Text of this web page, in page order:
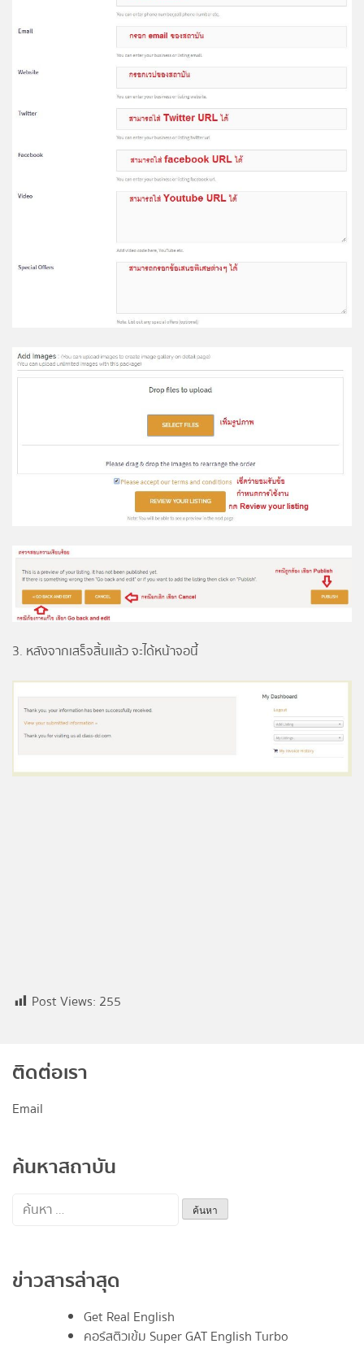
3. หลังจากเสร็จสิ้นแล้ว จะได้หน้าจอนี้
Post Views: 255
ติดต่อเรา
Email
ค้นหาสถาบัน
ค้นหา
ข่าวสารล่าสุด
Get Real English
คอร์สติวเข้ม Super GAT English Turbo